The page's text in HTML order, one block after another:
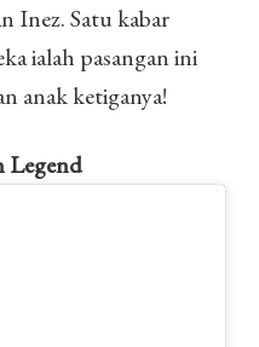
Inez. Satu kabar
ialah pasangan ini
anak ketiganya!
Legend